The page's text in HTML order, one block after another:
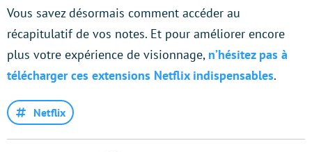
Vous savez désormais comment accéder au
récapitulatif de vos notes. Et pour améliorer encore
plus votre expérience de visionnage, n’hésitez pas à
télécharger ces extensions Netflix indispensables.
Netflix